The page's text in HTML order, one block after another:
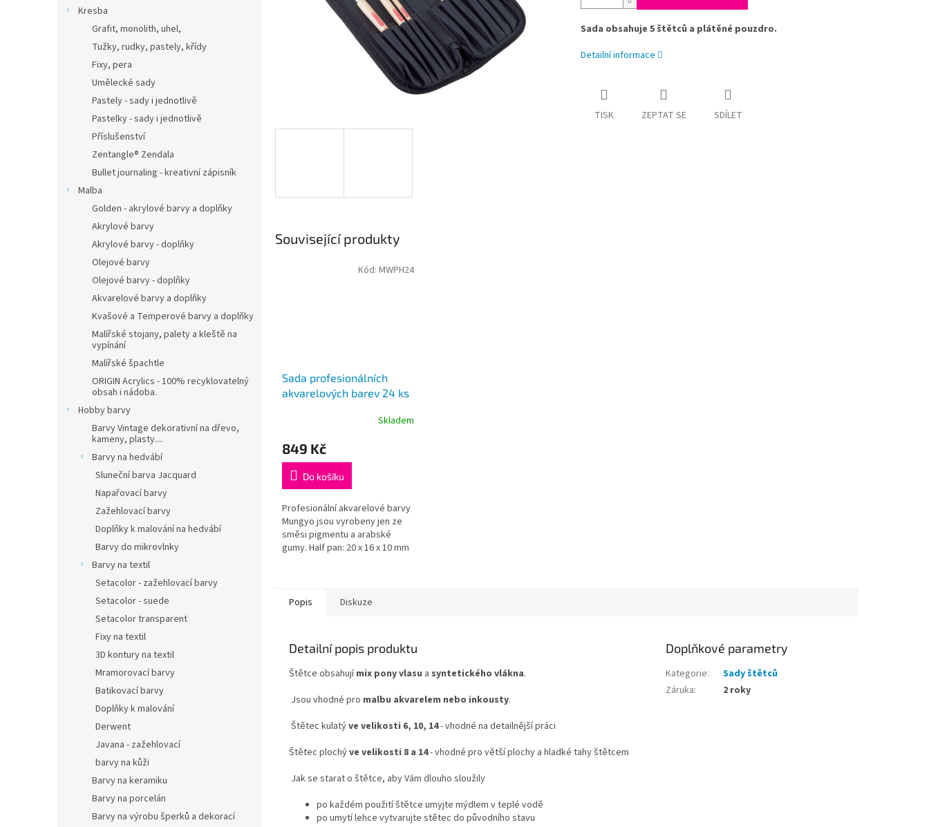
Kresba
Grafit, monolith, uhel,
Tužky, rudky, pastely, křídy
Fixy, pera
Umělecké sady
Pastely - sady i jednotlivě
Pastelky - sady i jednotlivě
Příslušenství
Zentangle® Zendala
Bullet journaling - kreativní zápisník
Malba
Golden - akrylové barvy a doplňky
Akrylové barvy
Akrylové barvy - doplňky
Olejové barvy
Olejové barvy - doplňky
Akvarelové barvy a doplňky
Kvašové a Temperové barvy a doplňky
Malířské stojany, palety a kleště na
vypínání
Malířské špachtle
ORIGIN Acrylics - 100% recyklovatelný
obsah i nádoba.
Hobby barvy
Barvy Vintage dekorativní na dřevo,
kameny, plasty....
Barvy na hedvábí
Sluneční barva Jacquard
Napařovací barvy
Zažehlovací barvy
Doplňky k malování na hedvábí
Barvy do mikrovlnky
Barvy na textil
Setacolor - zažehlovací barvy
Setacolor - suede
Setacolor transparent
Fixy na textil
3D kontury na textil
Mramorovací barvy
Batikovací barvy
Doplňky k malování
Derwent
Javana - zažehlovací
barvy na kůži
Barvy na keramiku
Barvy na porcelán
Barvy na výrobu šperků a dekorací
Sada obsahuje 5 štětců a plátěné pouzdro.
Detailní informace
TISK ZEPTAT SE SDÍLET
Související produkty
Sada profesionálních
akvarelových barev 24 ks
Skladem
849 Kč
Do košíku
Profesionální akvarelové barvy
Mungyo jsou vyrobeny jen ze
směsi pigmentu a arabské
gumy. Half pan: 20 x 16 x 10 mm
Kód: MWPH24
Popis Diskuze
Detailní popis produktu
Štětce obsahujímix pony vlasu a syntetického vlákna.
Jsou vhodné pro malbu akvarelem nebo inkousty.
Štětec kulatýve velikosti 6, 10, 14- vhodné na detailnější práci
Štětec plochýve velikosti 8 a 14- vhodné pro větší plochy a hladké tahy štětcem
Jak se starat o štětce, aby Vám dlouho sloužily
po každém použití štětce umyjte mýdlem v teplé vodě
po umytí lehce vytvarujte stětec do původního stavu
Doplňkové parametry
Kategorie:
Sady štětců
Záruka: 2 roky